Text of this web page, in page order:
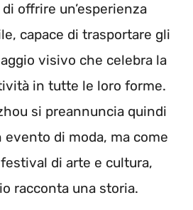
offrire un’esperienza
capace di trasportare gli
visivo che celebra la
in tutte le loro forme.
si preannuncia quindi
di moda, ma come
di arte e cultura,
racconta una storia.